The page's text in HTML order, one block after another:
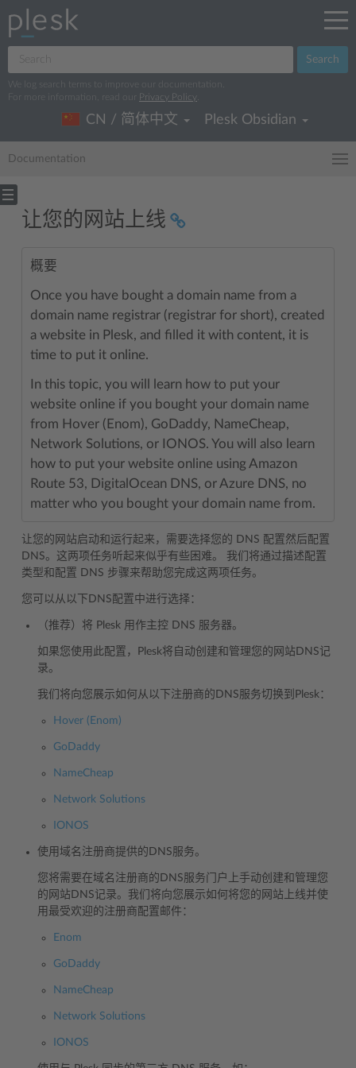
Search
We log search terms to improve our documentation.
For more information, read our
Privacy Policy
CN / 简体中文 Plesk Obsidian
Documentation
让您的网站上线
概要
Once you have bought a domain name from a
domain name registrar (registrar for short), created
a website in Plesk, and filled it with content, it is
time to put it online.
In this topic, you will learn how to put your
website online if you bought your domain name
from Hover (Enom), GoDaddy, NameCheap,
Network Solutions, or IONOS. You will also learn
how to put your website online using Amazon
Route 53, DigitalOcean DNS, or Azure DNS, no
matter who you bought your domain name from.
让您的网站启动和运行起来，需要选择您的 DNS 配置然后配置
DNS。这两项任务听起来似乎有些困难。 我们将通过描述配置
类型和配置 DNS 步骤来帮助您完成这两项任务。
您可以从以下DNS配置中进行选择：
（推荐）将 Plesk 用作主控 DNS 服务器。
如果您使用此配置，Plesk将自动创建和管理您的网站DNS记
录。
我们将向您展示如何从以下注册商的DNS服务切换到Plesk：
Hover (Enom)
GoDaddy
NameCheap
Network Solutions
IONOS
使用域名注册商提供的DNS服务。
您将需要在域名注册商的DNS服务门户上手动创建和管理您
的网站DNS记录。我们将向您展示如何将您的网站上线并使
用最受欢迎的注册商配置邮件：
Enom
GoDaddy
NameCheap
Network Solutions
IONOS